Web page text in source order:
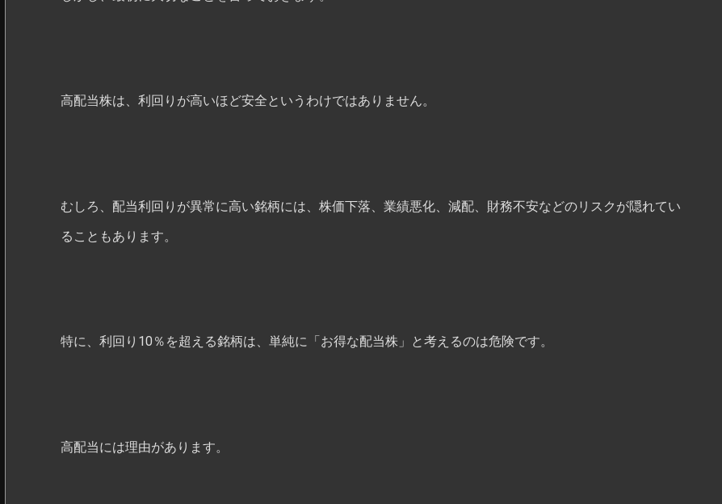
高配当株は、利回りが高いほど安全というわけではありません。
むしろ、配当利回りが異常に高い銘柄には、株価下落、業績悪化、減配、財務不安などのリスクが隠れてい
ることもあります。
特に、利回り10％を超える銘柄は、単純に「お得な配当株」と考えるのは危険です。
高配当には理由があります。